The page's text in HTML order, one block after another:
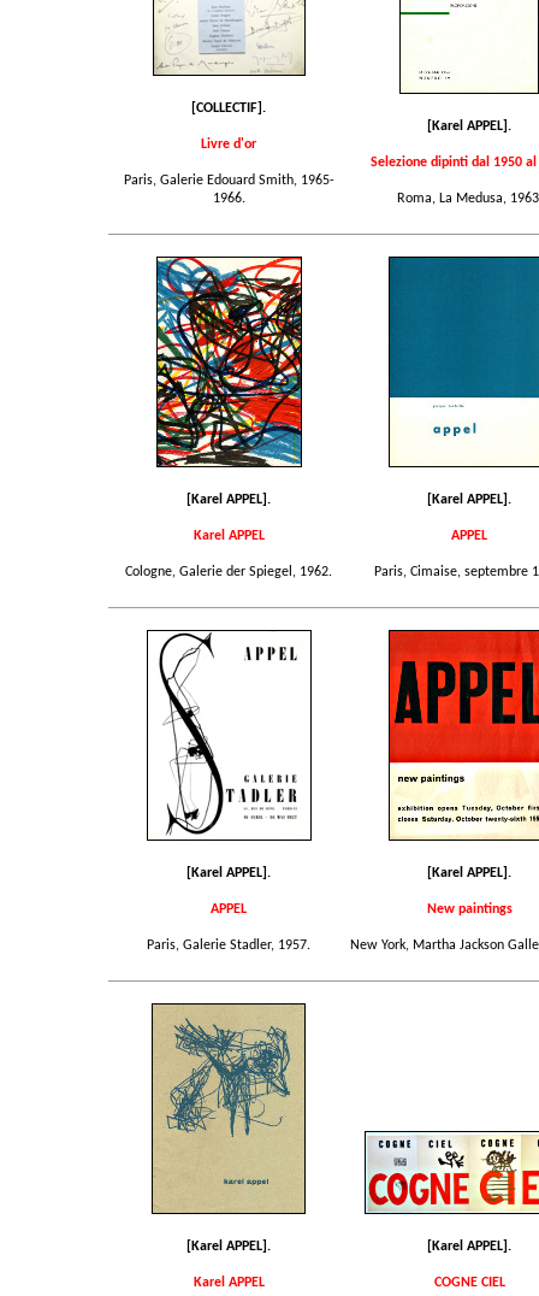
[COLLECTIF].
Livre d'or
Paris, Galerie Edouard Smith, 1965-
1966.
[Karel APPEL].
Selezione dipinti dal 1950 al
Roma, La Medusa,
[Karel APPEL].
Karel APPEL
Cologne, Galerie der Spiegel, 1962.
[Karel APPEL].
APPEL
Paris, Cimaise, septembre
[Karel APPEL].
APPEL
Paris, Galerie Stadler, 1957.
[Karel APPEL].
New paintings
New York, Martha Jackson
[Karel APPEL].
Karel APPEL
[Karel APPEL].
COGNE CIEL